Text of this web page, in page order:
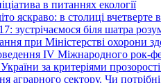
в питаннях екології
яскраво: в столиці
зустрічаємося біля шатра
при Міністерстві охорони
IV Міжнародного рок-
за критеріями
аграрного сектору. Чи потрібні